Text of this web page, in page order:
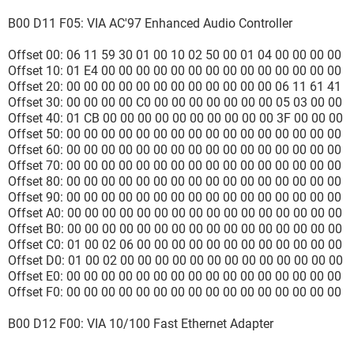
B00 D11 F05: VIA AC'97 Enhanced Audio Controller
Offset 00: 06 11 59 30 01 00 10 02 50 00 01 04 00 00 00 00
Offset 10: 01 E4 00 00 00 00 00 00 00 00 00 00 00 00 00 00
Offset 20: 00 00 00 00 00 00 00 00 00 00 00 00 06 11 61 41
Offset 30: 00 00 00 00 C0 00 00 00 00 00 00 00 05 03 00 00
Offset 40: 01 CB 00 00 00 00 00 00 00 00 00 00 3F 00 00 00
Offset 50: 00 00 00 00 00 00 00 00 00 00 00 00 00 00 00 00
Offset 60: 00 00 00 00 00 00 00 00 00 00 00 00 00 00 00 00
Offset 70: 00 00 00 00 00 00 00 00 00 00 00 00 00 00 00 00
Offset 80: 00 00 00 00 00 00 00 00 00 00 00 00 00 00 00 00
Offset 90: 00 00 00 00 00 00 00 00 00 00 00 00 00 00 00 00
Offset A0: 00 00 00 00 00 00 00 00 00 00 00 00 00 00 00 00
Offset B0: 00 00 00 00 00 00 00 00 00 00 00 00 00 00 00 00
Offset C0: 01 00 02 06 00 00 00 00 00 00 00 00 00 00 00 00
Offset D0: 01 00 02 00 00 00 00 00 00 00 00 00 00 00 00 00
Offset E0: 00 00 00 00 00 00 00 00 00 00 00 00 00 00 00 00
Offset F0: 00 00 00 00 00 00 00 00 00 00 00 00 00 00 00 00
B00 D12 F00: VIA 10/100 Fast Ethernet Adapter